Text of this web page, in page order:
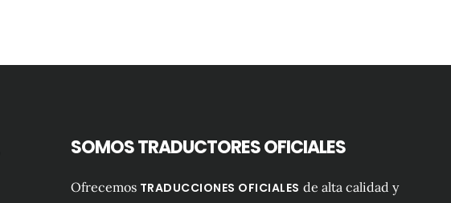
SOMOS TRADUCTORES OFICIALES
Ofrecemos TRADUCCIONES OFICIALES de alta calidad y